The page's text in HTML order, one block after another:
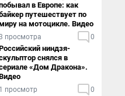
в Европе: как
путешествует по
на мотоцикле. Видео
просмотра 0
ниндзя-
снялся в
«Дом Дракона».
1 просмотр 0